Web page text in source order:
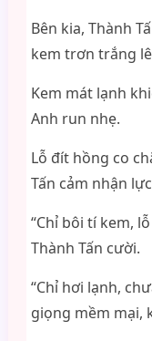
Bên kia, Thành
kem trơn trắng
Kem mát lạnh
Anh run nhẹ.
Lỗ đít hồng co
Tấn cảm nhận
“Chỉ bôi tí kem,
Thành Tấn cười.
“Chỉ hơi lạnh,
giọng mềm mại,